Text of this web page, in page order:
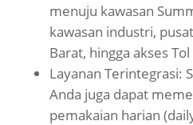
menuju kawasan
kawasan industri,
Barat, hingga akses
Layanan Terintegrasi:
Anda juga dapat
pemakaian harian